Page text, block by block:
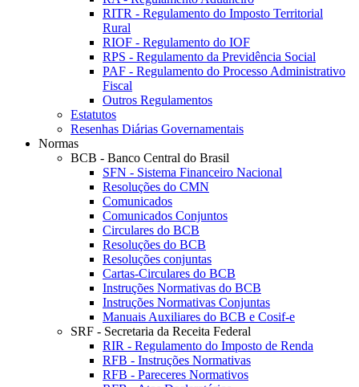
RITR - Regulamento do Imposto Territorial
Rural
RIOF - Regulamento do IOF
RPS - Regulamento da Previdência Social
PAF - Regulamento do Processo Administrativo
Fiscal
Outros Regulamentos
Estatutos
Resenhas Diárias Governamentais
Normas
BCB - Banco Central do Brasil
SFN - Sistema Financeiro Nacional
Resoluções do CMN
Comunicados
Comunicados Conjuntos
Circulares do BCB
Resoluções do BCB
Resoluções conjuntas
Cartas-Circulares do BCB
Instruções Normativas do BCB
Instruções Normativas Conjuntas
Manuais Auxiliares do BCB e Cosif-e
SRF - Secretaria da Receita Federal
RIR - Regulamento do Imposto de Renda
RFB - Instruções Normativas
RFB - Pareceres Normativos